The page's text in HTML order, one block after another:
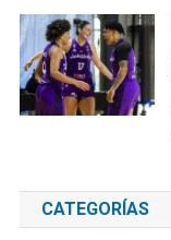
CATEGORÍAS